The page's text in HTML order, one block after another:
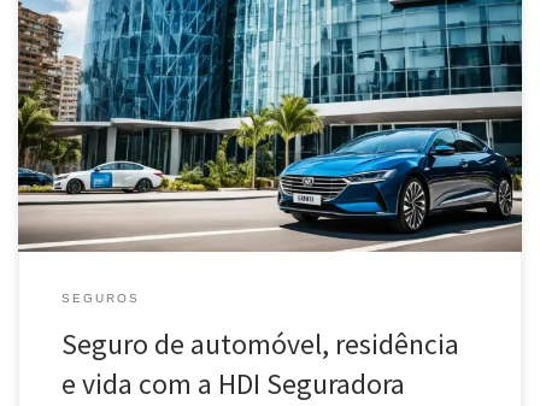
Contrate seguros de automóvel, residência e vida com cobertura
completa e assistência 24 horas pela HDI Seguradora. Proteção
confiável para você e sua família.
SEGUROS
Seguro de automóvel, residência
e vida com a HDI Seguradora